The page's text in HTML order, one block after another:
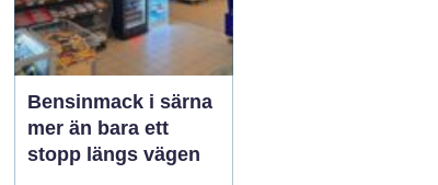
Bensinmack i särna
mer än bara ett
stopp längs vägen